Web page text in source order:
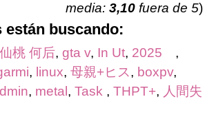
media: 3,10 fuera de 5)
están buscando:
仙桃 何后, gta v, In Ut, 2025 ,
, linux, 母親+ヒス, boxpv,
, metal , Task , THPT+, 人間失